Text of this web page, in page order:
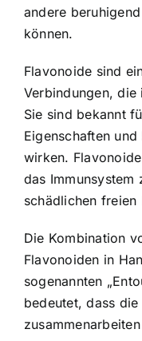
andere
können.
Flavonoide sind
Verbindungen,
Sie sind bekannt
Eigenschaften
wirken.
das Immunsystem
schädlichen freien
Die Kombination
Flavonoiden in
sogenannten
bedeutet, dass